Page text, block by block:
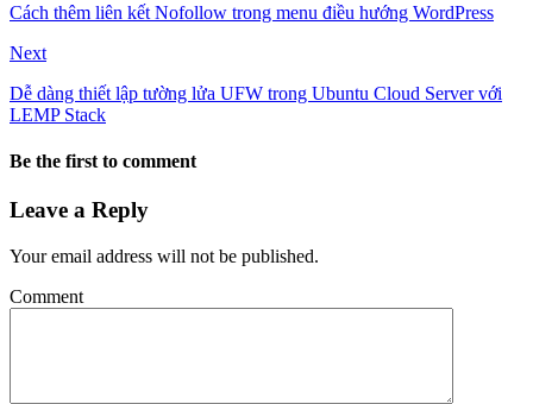
Cách thêm liên kết Nofollow trong menu điều hướng WordPress
Next
Dễ dàng thiết lập tường lửa UFW trong Ubuntu Cloud Server với
LEMP Stack
Be the first to comment
Leave a Reply
Your email address will not be published.
Comment